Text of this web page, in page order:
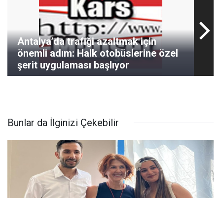
Antalya’da trafiği azaltmak için
önemli adım: Halk otobüslerine özel
şerit uygulaması başlıyor
Bunlar da İlginizi Çekebilir